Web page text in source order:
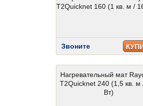
T2Quicknet 160 (1 кв. м /
Звоните
Нагревательный мат
T2Quicknet 240 (1,5 кв. м
Вт)